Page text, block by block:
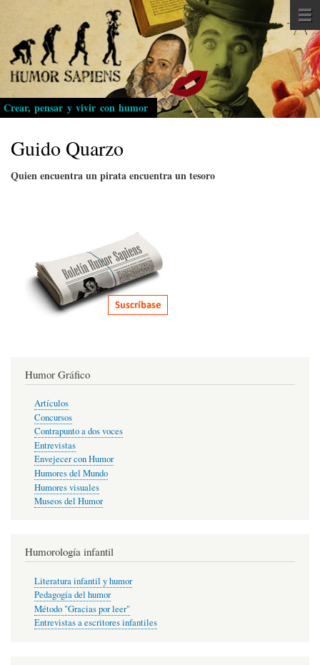
Pasar
al
contenido
principal
Crear, pensar y vivir con humor
Guido Quarzo
Quien encuentra un pirata encuentra un tesoro
Humor Gráfico
Artículos
Concursos
Contrapunto a dos voces
Entrevistas
Envejecer con Humor
Humores del Mundo
Humores visuales
Museos del Humor
Humorología infantil
Literatura infantil y humor
Pedagogía del humor
Método "Gracias por leer"
Entrevistas a escritores infantiles